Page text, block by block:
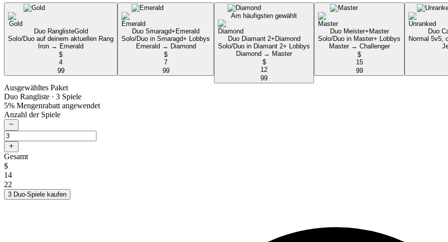
Duo RanglisteGold
Solo/Duo auf deinem aktuellen Rang
Iron → Emerald
$
4
99
Duo Smaragd+ Emerald
Solo/Duo in Smaragd+ Lobbys
Emerald → Diamond
$
7
99
Am häufigsten gewählt
Duo Diamant 2+ Diamond
Solo/Duo in Diamant 2+ Lobbys
Diamond → Master
$
12
99
Duo Meister+ Master
Solo/Duo in Master+ Lobbys
Master → Challenger
$
15
99
Duo
Normal 5v5,
Ausgewähltes Paket
Duo Rangliste · 3 Spiele
5% Mengenrabatt angewendet
Anzahl der Spiele
Gesamt
$
14
22
3 Duo-Spiele kaufen